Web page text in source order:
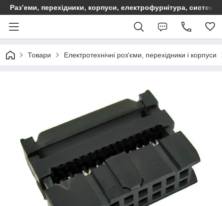
Раз’еми, перехідники, корпуси, електрофурнітура,
Товари Електротехнічні роз'єми, перехідники і корпуси